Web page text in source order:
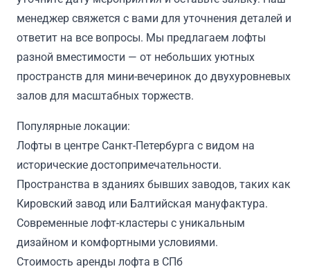
менеджер свяжется с вами для уточнения деталей и
ответит на все вопросы. Мы предлагаем лофты
разной вместимости — от небольших уютных
пространств для мини-вечеринок до двухуровневых
залов для масштабных торжеств.
Популярные локации:
Лофты в центре Санкт-Петербурга с видом на
исторические достопримечательности.
Пространства в зданиях бывших заводов, таких как
Кировский завод или Балтийская мануфактура.
Современные лофт-кластеры с уникальным
дизайном и комфортными условиями.
Стоимость аренды лофта в СПб